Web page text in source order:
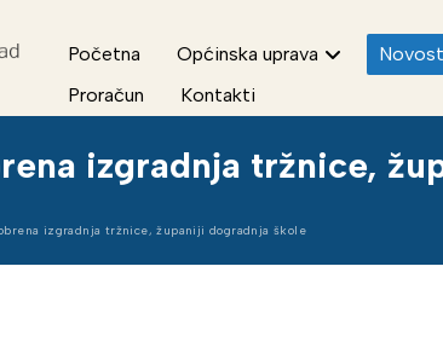
Početna Općinska uprava
Proračun
Kontakti
izgradnja tržnice,
izgradnja tržnice, županiji dogradnja škole